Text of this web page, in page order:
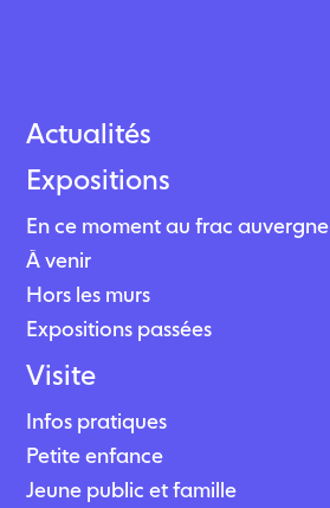
Actualités
Expositions
En ce moment au frac auvergne
À venir
Hors les murs
Expositions passées
Visite
Infos pratiques
Petite enfance
Jeune public et famille